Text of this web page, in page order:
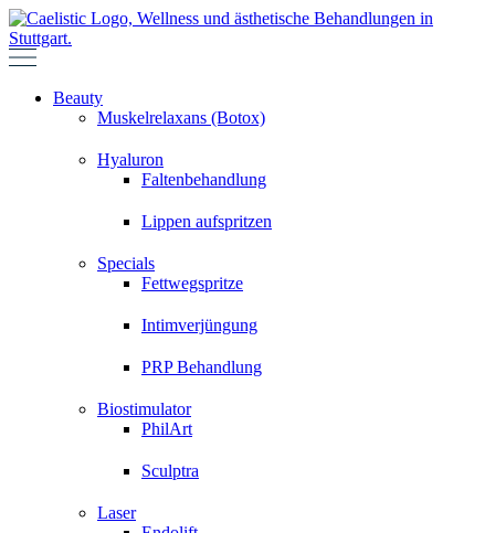
Zum
Inhalt
springen
Beauty
Muskelrelaxans (Botox)
Hyaluron
Faltenbehandlung
Lippen aufspritzen
Specials
Fettwegspritze
Intimverjüngung
PRP Behandlung
Biostimulator
PhilArt
Sculptra
Laser